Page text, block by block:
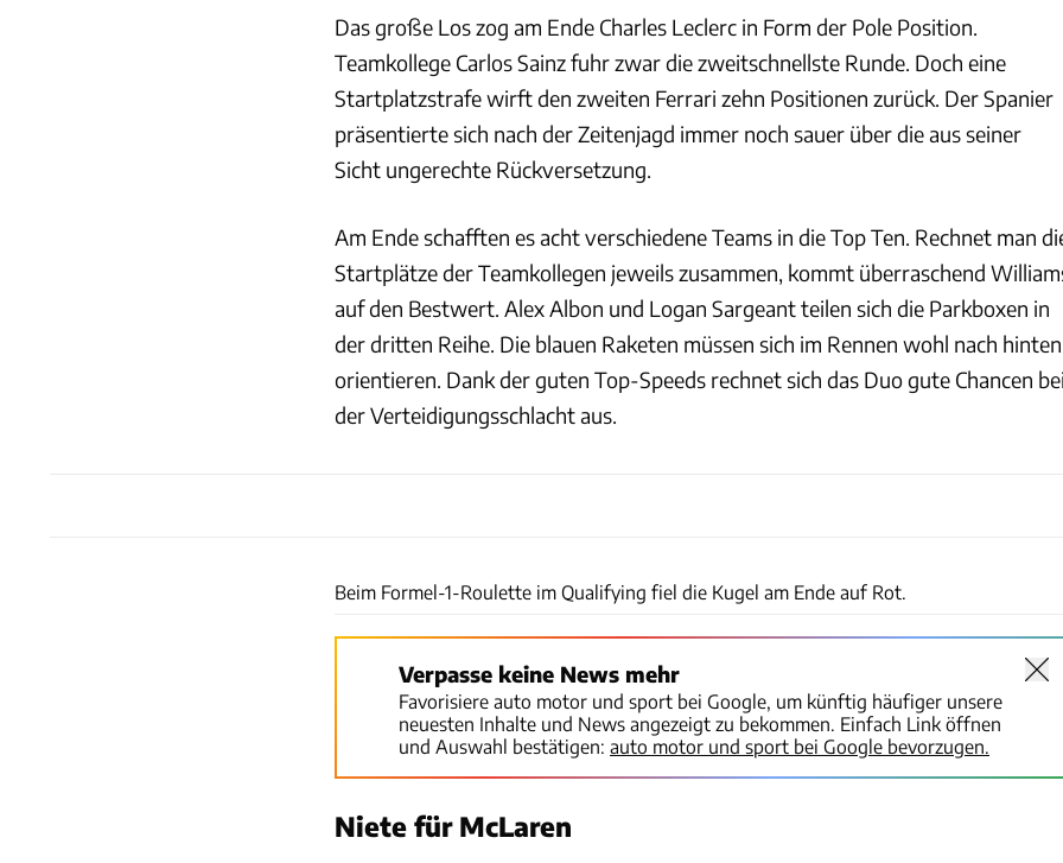
Das große Los zog am Ende Charles Leclerc in Form der Pole Position.
Teamkollege Carlos Sainz fuhr zwar die zweitschnellste Runde. Doch eine
Startplatzstrafe wirft den zweiten Ferrari zehn Positionen zurück. Der Spanier
präsentierte sich nach der Zeitenjagd immer noch sauer über die aus seiner
Sicht ungerechte Rückversetzung.
Am Ende schafften es acht verschiedene Teams in die Top Ten. Rechnet man
Startplätze der Teamkollegen jeweils zusammen, kommt überraschend
auf den Bestwert. Alex Albon und Logan Sargeant teilen sich die Parkboxen in
der dritten Reihe. Die blauen Raketen müssen sich im Rennen wohl nach hinten
orientieren. Dank der guten Top-Speeds rechnet sich das Duo gute Chancen bei
der Verteidigungsschlacht aus.
Beim Formel-1-Roulette im Qualifying fiel die Kugel am Ende auf Rot.
Verpasse keine News mehr
Favorisiere auto motor und sport bei Google, um künftig häufiger unsere
neuesten Inhalte und News angezeigt zu bekommen. Einfach Link öffnen
und Auswahl bestätigen: auto motor und sport bei Google bevorzugen.
Niete für McLaren